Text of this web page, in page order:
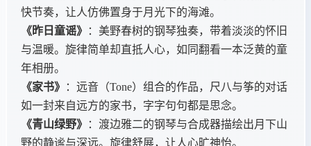
快节奏，让人仿佛置身于月光下的海滩。
《昨日童谣》
：美野春树的钢琴独奏，带着淡淡的怀旧
与温暖。旋律简单却直抵人心，如同翻看一本泛黄的童
年相册。
《家书》
：远音（Tone）组合的作品，尺八与筝的对话
如一封来自远方的家书，字字句句都是思念。
《青山绿野》
：渡边雅二的钢琴与合成器描绘出月下山
野的静谧与深远。旋律舒展，让人心旷神怡。